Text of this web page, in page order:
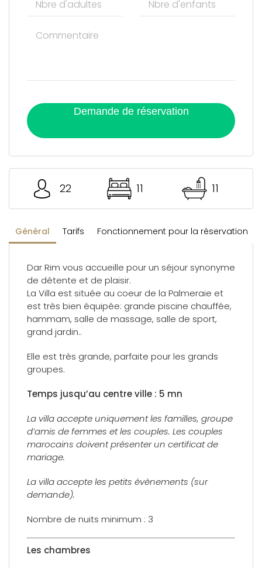
22 11 11
Général Tarifs Fonctionnement pour la réservation
Dar Rim vous accueille pour un séjour synonyme
de détente et de plaisir.
La Villa est située au coeur de la Palmeraie et
est très bien équipée: grande piscine chauffée,
hammam, salle de massage, salle de sport,
grand jardin..
Elle est très grande, parfaite pour les grands
groupes.
Temps jusqu’au centre ville : 5 mn
La villa accepte uniquement les familles, groupe
d’amis de femmes et les couples. Les couples
marocains doivent présenter un certificat de
mariage.
La villa accepte les petits évènements (sur
demande).
Nombre de nuits minimum : 3
Les chambres
Demande de réservation